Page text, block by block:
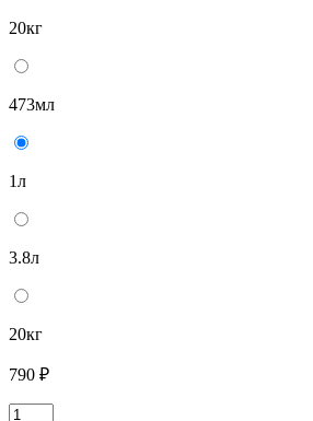
20кг
473мл
1л
3.8л
20кг
790 ₽